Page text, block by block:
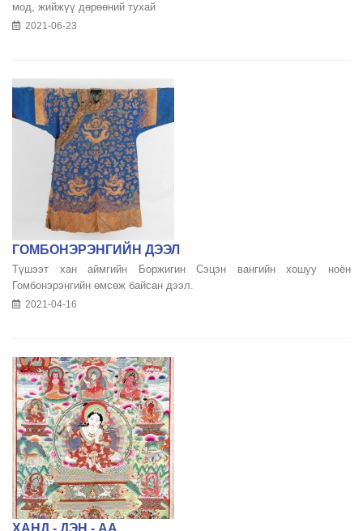
мод, жийжүү дөрөөний тухай
2021-06-23
ГОМБОНЭРЭНГИЙН ДЭЭЛ
Түшээт хан аймгийн Боржигин Сэцэн вангийн хошуу ноён
Гомбонэрэнгийн өмсөж байсан дээл.
2021-04-16
ХАНД - ДЭН - АА